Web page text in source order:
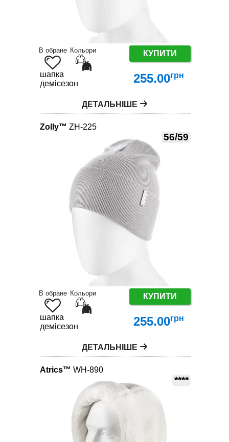
В обране Кольори КУПИТИ
шапка
демісезон
255.00грн
ДЕТАЛЬНІШЕ
Zolly™ ZH-225
56/59
В обране Кольори КУПИТИ
шапка
демісезон
255.00грн
ДЕТАЛЬНІШЕ
Atrics™ WH-890
****